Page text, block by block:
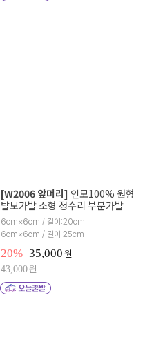
[W2006 앞머리] 인모100% 원형
탈모가발 소형 정수리 부분가발
6cm×6cm / 길이:20cm
6cm×6cm / 길이:25cm
20% 35,000원
43,000원